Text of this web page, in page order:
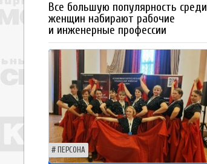
Все большую популярность среди
женщин набирают рабочие
и инженерные профессии
ПЕРСОНА